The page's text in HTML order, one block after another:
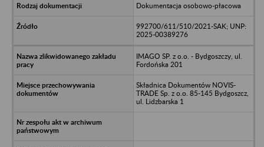
Dokumentacja osobowo-płacowa
992700/611/510/2021-SAK; UNP:
2025-00389276
IMAGO SP. z o.o. - Bydgoszczy, ul.
Fordońska 201
Składnica Dokumentów NOVIS-
TRADE Sp. z o.o. 85-145 Bydgoszcz,
ul. Lidzbarska 1